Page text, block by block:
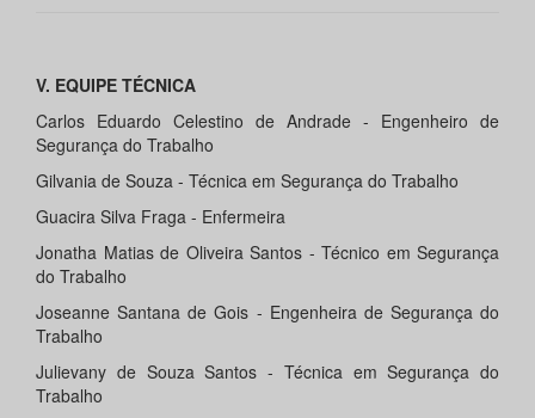
V. EQUIPE TÉCNICA
Carlos Eduardo Celestino de Andrade - Engenheiro de
Segurança do Trabalho
Gilvania de Souza - Técnica em Segurança do Trabalho
Guacira Silva Fraga - Enfermeira
Jonatha Matias de Oliveira Santos - Técnico em Segurança
do Trabalho
Joseanne Santana de Gois - Engenheira de Segurança do
Trabalho
Julievany de Souza Santos - Técnica em Segurança do
Trabalho